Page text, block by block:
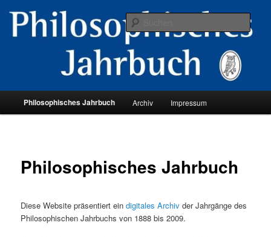
primären
Philosophisches Jahrbuch Archiv Impressum
Philosophisches Jahrbuch
Diese Website präsentiert eindigitales Archiv der Jahrgänge des
Philosophischen Jahrbuchs von 1888 bis 2009.